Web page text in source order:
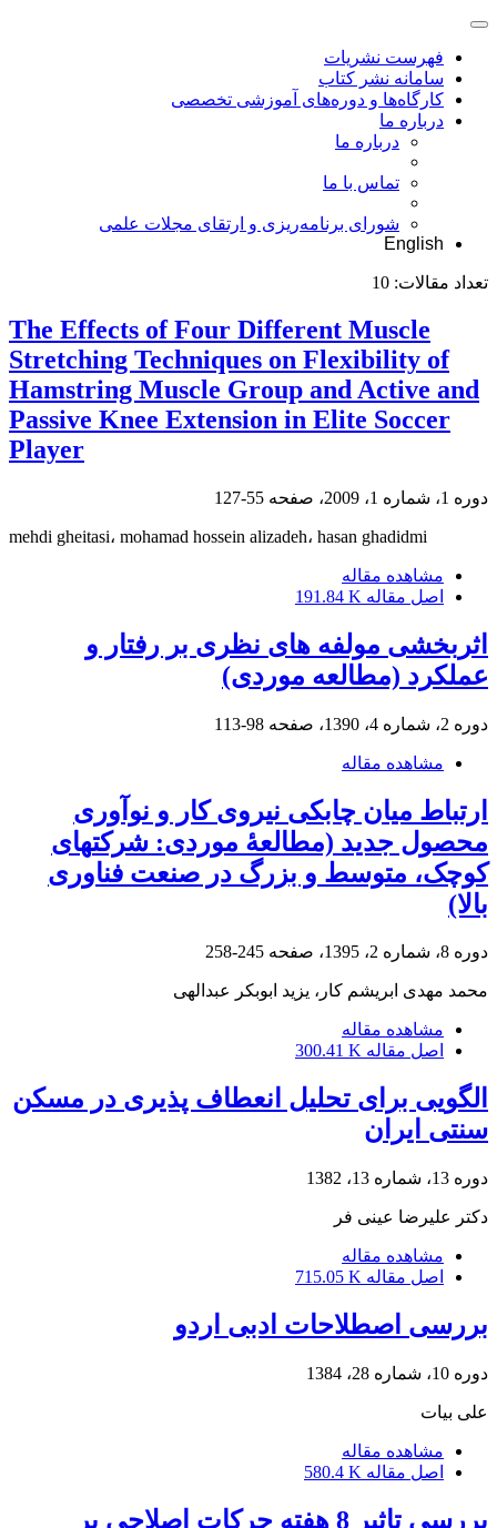
فهرست نشریات
سامانه نشر کتاب
کارگاه‌ها و دوره‌های آموزشی تخصصی
درباره ما
درباره ما
تماس با ما
شورای برنامه‌ریزی و ارتقای مجلات علمی
English
تعداد مقالات: 10
The Effects of Four Different Muscle
Stretching Techniques on Flexibility of
Hamstring Muscle Group and Active and
Passive Knee Extension in Elite Soccer
Player
دوره 1، شماره 1، 2009، صفحه 55-127
mehdi gheitasi، mohamad hossein alizadeh، hasan ghadidmi
مشاهده مقاله
اصل مقاله 191.84 K
اثربخشی مولفه های نظری بر رفتار و
عملکرد (مطالعه موردی)
دوره 2، شماره 4، 1390، صفحه 98-113
مشاهده مقاله
ارتباط میان چابکی نیروی کار و نوآوری
محصول جدید (مطالعۀ موردی: شرکت‎های
کوچک، متوسط و بزرگ در صنعت فناوری
بالا)
دوره 8، شماره 2، 1395، صفحه 245-258
محمد مهدی ابریشم کار، یزید ابوبکر عبدالهی
مشاهده مقاله
اصل مقاله 300.41 K
الگویی برای تحلیل انعطاف پذیری در مسکن
سنتی ایران
دوره 13، شماره 13، 1382
دکتر علیرضا عینی فر
مشاهده مقاله
اصل مقاله 715.05 K
بررسی اصطلاحات ادبی اردو
دوره 10، شماره 28، 1384
علی بیات
مشاهده مقاله
اصل مقاله 580.4 K
بررسی تاثیر 8 هفته حرکات اصلاحی بر